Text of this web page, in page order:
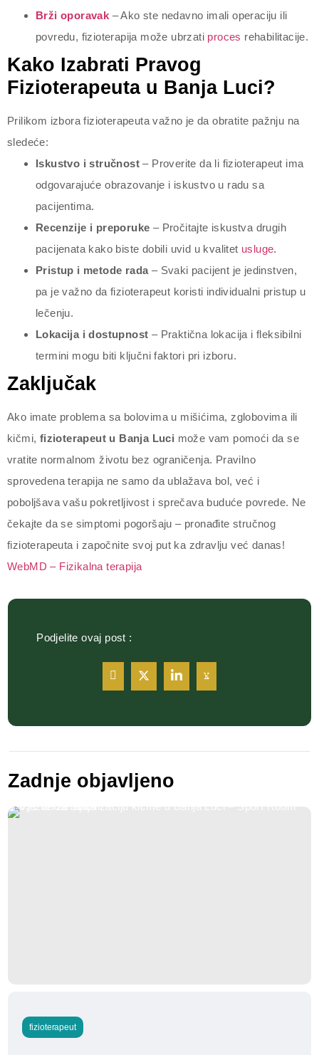
Brži oporavak – Ako ste nedavno imali operaciju ili
povredu, fizioterapija može ubrzati proces rehabilitacije.
Kako Izabrati Pravog
Fizioterapeuta u Banja Luci?
Prilikom izbora fizioterapeuta važno je da obratite pažnju na
sledeće:
Iskustvo i stručnost – Proverite da li fizioterapeut ima
odgovarajuće obrazovanje i iskustvo u radu sa
pacijentima.
Recenzije i preporuke – Pročitajte iskustva drugih
pacijenata kako biste dobili uvid u kvalitet usluge.
Pristup i metode rada– Svaki pacijent je jedinstven,
pa je važno da fizioterapeut koristi individualni pristup u
lečenju.
Lokacija i dostupnost – Praktična lokacija i fleksibilni
termini mogu biti ključni faktori pri izboru.
Zaključak
Ako imate problema sa bolovima u mišićima, zglobovima ili
kičmi, fizioterapeut u Banja Luci može vam pomoći da se
vratite normalnom životu bez ograničenja. Pravilno
sprovedena terapija ne samo da ublažava bol, već i
poboljšava vašu pokretljivost i sprečava buduće povrede. Ne
čekajte da se simptomi pogoršaju – pronađite stručnog
fizioterapeuta i započnite svoj put ka zdravlju već danas!
WebMD – Fizikalna terapija
Podjelite ovaj post :
Zadnje objavljeno
fizioterapeut